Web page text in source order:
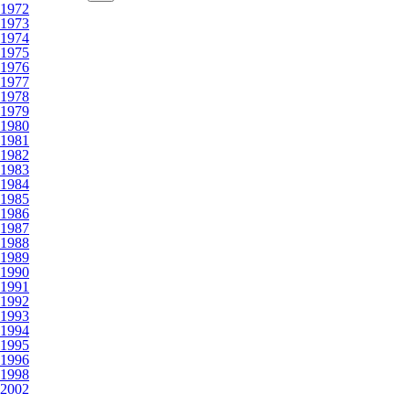
1972
1973
1974
1975
1976
1977
1978
1979
1980
1981
1982
1983
1984
1985
1986
1987
1988
1989
1990
1991
1992
1993
1994
1995
1996
1998
2002